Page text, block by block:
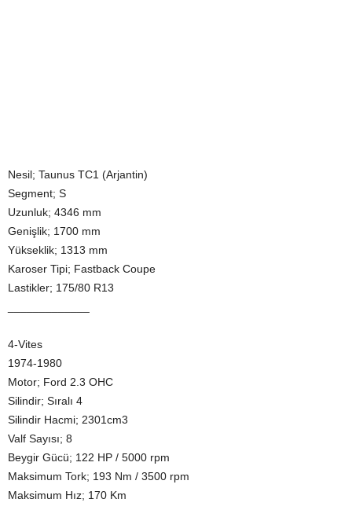
Nesil; Taunus TC1 (Arjantin)
Segment; S
Uzunluk; 4346 mm
Genişlik; 1700 mm
Yükseklik; 1313 mm
Karoser Tipi; Fastback Coupe
Lastikler; 175/80 R13
4-Vites
1974-1980
Motor; Ford 2.3 OHC
Silindir; Sıralı 4
Silindir Hacmi; 2301cm3
Valf Sayısı; 8
Beygir Gücü; 122 HP / 5000 rpm
Maksimum Tork; 193 Nm / 3500 rpm
Maksimum Hız; 170 Km